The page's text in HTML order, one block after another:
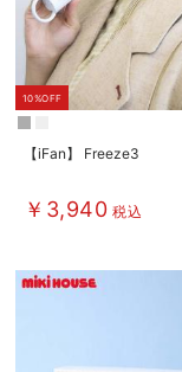
10%OFF
【iFan】 Freeze3
￥3,940 税込